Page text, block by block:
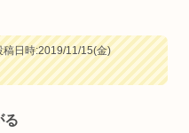
日時:2019/11/15(金)
る